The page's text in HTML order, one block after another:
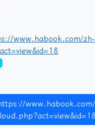
教學資源
www.habook.com/zh-